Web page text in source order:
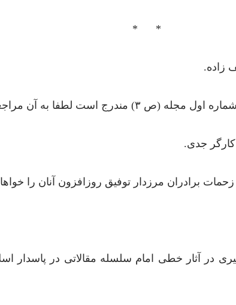
*
زاده.
است لطفا به آن مراجعه فرمائید.
کارگر جدی.
برادران مرزدار توفیق روزافزون آنان را
در آثار خطی امام سلسله مقالاتی در پاسدار